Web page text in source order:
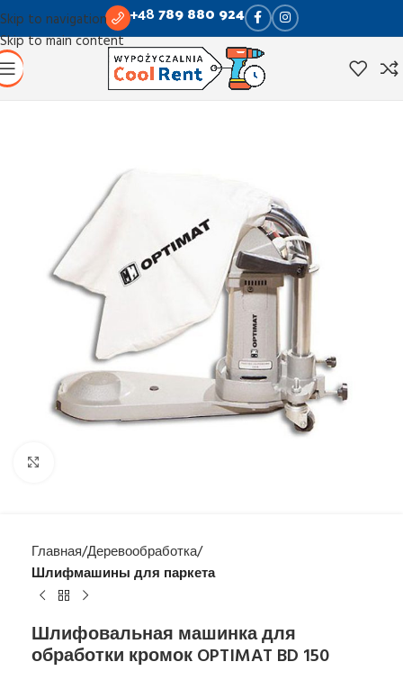
Skip to navigation
Skip to main content
+48789 880 924
Главная Деревообработка
Шлифмашины для паркета
Шлифовальная машинка для
обработки кромок OPTIMAT BD 150